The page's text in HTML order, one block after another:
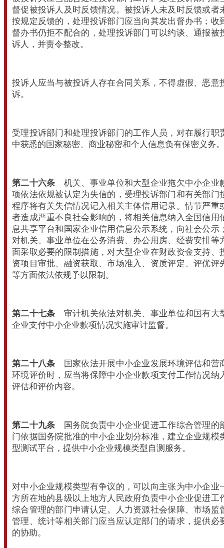
督促被投诉人及时反馈情况。被投诉人未及时反馈或者
按规定反馈的，处理投诉部门应当向其发出督办书；收
督办书仍拒不配合的，处理投诉部门可以约谈、通报被
诉人，并责令整改。
投诉人应当与被投诉人存在合同关系，不得虚假、恶意
诉。
受理投诉部门和处理投诉部门的工作人员，对在履行职
中获悉的国家秘密、商业秘密和个人信息负有保密义务。
第二十六条 机关、事业单位和大型企业拖欠中小企业
项依法依规被认定为失信的，受理投诉部门和有关部门
程序将有关失信情况记入相关主体信用记录。情节严重
者造成严重不良社会影响的，将相关信息纳入全国信用
息共享平台和国家企业信用信息公示系统，向社会公示
对机关、事业单位在公务消费、办公用房、经费安排等
面采取必要的限制措施，对大型企业在财政资金支持、
资项目审批、融资获取、市场准入、资质评定、评优评
等方面依法依规予以限制。
第二十七条 审计机关依法对机关、事业单位和国有大
企业支付中小企业款项情况实施审计监督。
第二十八条 国家依法开展中小企业发展环境评估和营
环境评价时，应当将保障中小企业款项支付工作情况纳
评估和评价内容。
第二十九条 国务院负责中小企业促进工作综合管理的
门依据国务院批准的中小企业划分标准，建立企业规模
型测试平台，提供中小企业规模类型自测服务。
对中小企业规模类型有争议的，可以向主张为中小企业
方所在地的县级以上地方人民政府负责中小企业促进工
综合管理的部门申请认定。人力资源社会保障、市场监
管理、统计等相关部门应当应认定部门的请求，提供必
的协助。